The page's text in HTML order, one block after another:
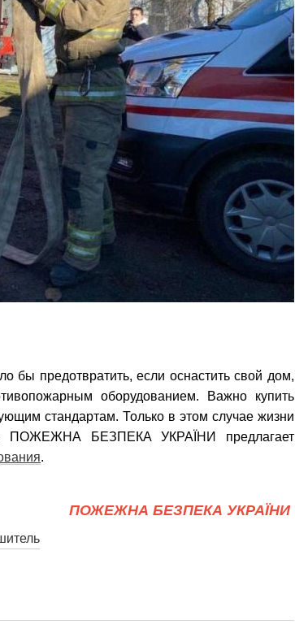
бы предотвратить, если оснастить cвой дом,
оборудованием. Важно купить
стандартам. Только в этом случае жизни
ПОЖЕЖНА БЕЗПЕКА УКРАЇНИ предлагает
.
ПОЖЕЖНА БЕЗПЕКА УКРАЇНИ